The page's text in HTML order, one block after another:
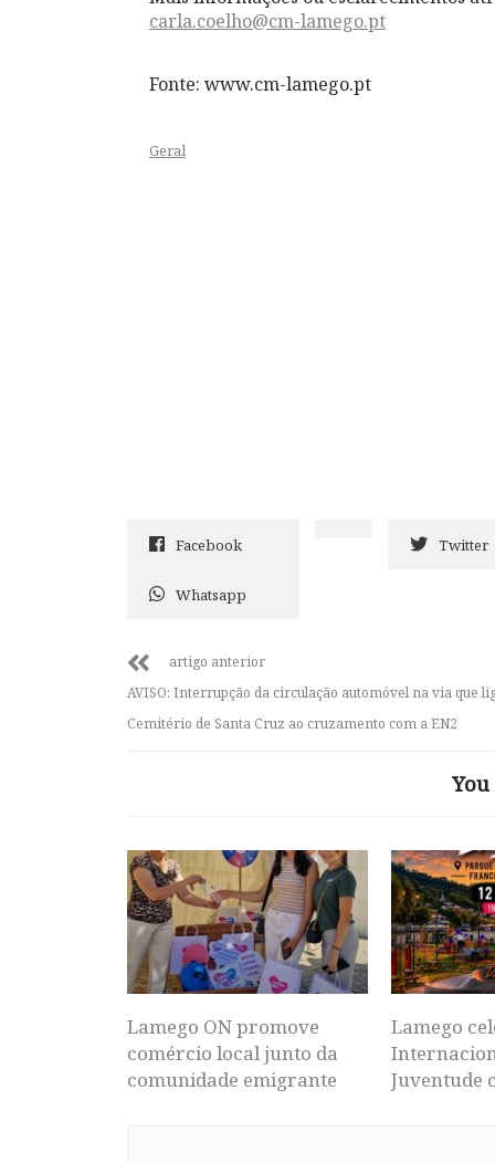
carla.coelho@cm-lamego.pt
Fonte: www.cm-lamego.pt
Geral
Facebook Twitter
Whatsapp
artigo anterior
AVISO: Interrupção da circulação automóvel na via que
Cemitério de Santa Cruz ao cruzamento com a EN2
Lamego ON promove
comércio local junto da
comunidade emigrante
Lamego
Juventude